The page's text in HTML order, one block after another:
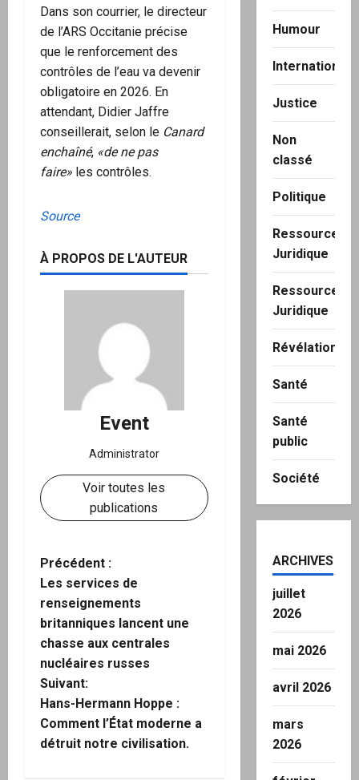
Dans son courrier, le directeur
de l’ARS Occitanie précise
que le renforcement des
contrôles de l’eau va devenir
obligatoire en 2026. En
attendant, Didier Jaffre
conseillerait, selon le Canard
enchaîné, «de ne pas
faire» les contrôles.
Source
À PROPOS DE L'AUTEUR
Event
Administrator
Voir toutes les
publications
N
a
v
i
g
a
Précédent :
Les services de
renseignements
britanniques lancent une
chasse aux centrales
nucléaires russes
Suivant:
Hans-Hermann Hoppe :
Comment l’État moderne a
détruit notre civilisation.
Humour
International
Justice
Non
classé
Politique
Ressource
Juridique
Ressource
Juridique
Révélation
Santé
Santé
public
Société
ARCHIVES
juillet
2026
mai 2026
avril 2026
mars
2026